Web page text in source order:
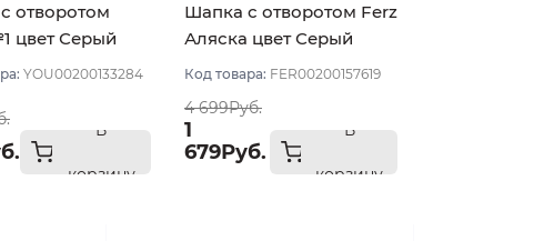
отворотом
цвет Серый
YOU00200133284
В
корзину
Шапка с отворотом Ferz
Аляска цвет Серый
светлый
Код товара: FER00200157619
4 699Руб.
1
679Руб.
В
корзину